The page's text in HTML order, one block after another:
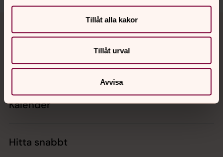
Tillåt alla kakor
Tillåt urval
Avvisa
Kontakt
Kalender
Hitta snabbt